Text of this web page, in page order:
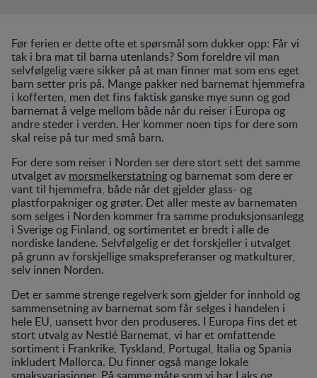
Før ferien er dette ofte et spørsmål som dukker opp: Får vi
tak i bra mat til barna utenlands? Som foreldre vil man
selvfølgelig være sikker på at man finner mat som ens eget
barn setter pris på. Mange pakker ned barnemat hjemmefra
i kofferten, men det fins faktisk ganske mye sunn og god
barnemat å velge mellom både når du reiser i Europa og
andre steder i verden. Her kommer noen tips for dere som
skal reise på tur med små barn.
For dere som reiser i Norden ser dere stort sett det samme
utvalget av morsmelkerstatningog barnemat som dere er
vant til hjemmefra, både når det gjelder glass- og
plastforpakniger og grøter. Det aller meste av barnematen
som selges i Norden kommer fra samme produksjonsanlegg
i Sverige og Finland, og sortimentet er bredt i alle de
nordiske landene. Selvfølgelig er det forskjeller i utvalget
på grunn av forskjellige smakspreferanser og matkulturer,
selv innen Norden.
Det er samme strenge regelverk som gjelder for innhold og
sammensetning av barnemat som får selges i handelen i
hele EU, uansett hvor den produseres. I Europa fins det et
stort utvalg av Nestlé Barnemat, vi har et omfattende
sortiment i Frankrike, Tyskland, Portugal, Italia og Spania
inkludert Mallorca. Du finner også mange lokale